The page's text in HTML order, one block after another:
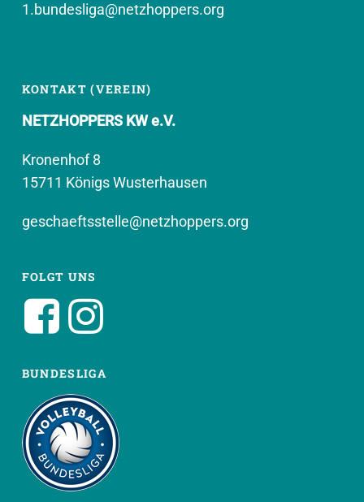
1.bundesliga@netzhoppers.org
KONTAKT (VEREIN)
NETZHOPPERS KW e.V.
Kronenhof 8
15711 Königs Wusterhausen
geschaeftsstelle@netzhoppers.org
FOLGT UNS
BUNDESLIGA